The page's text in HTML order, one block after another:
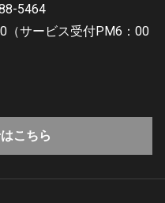
5464
（サービス受付PM6：00
こちら